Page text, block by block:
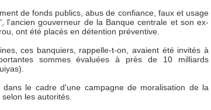
de fonds publics, abus de confiance, faux et usage
l'ancien gouverneur de la Banque centrale et son ex-
ont été placés en détention préventive.
ces banquiers, rappelle-t-on, avaient été invités à
sommes évaluées à près de 10 milliards
dans le cadre d'une campagne de moralisation de la
les autorités.